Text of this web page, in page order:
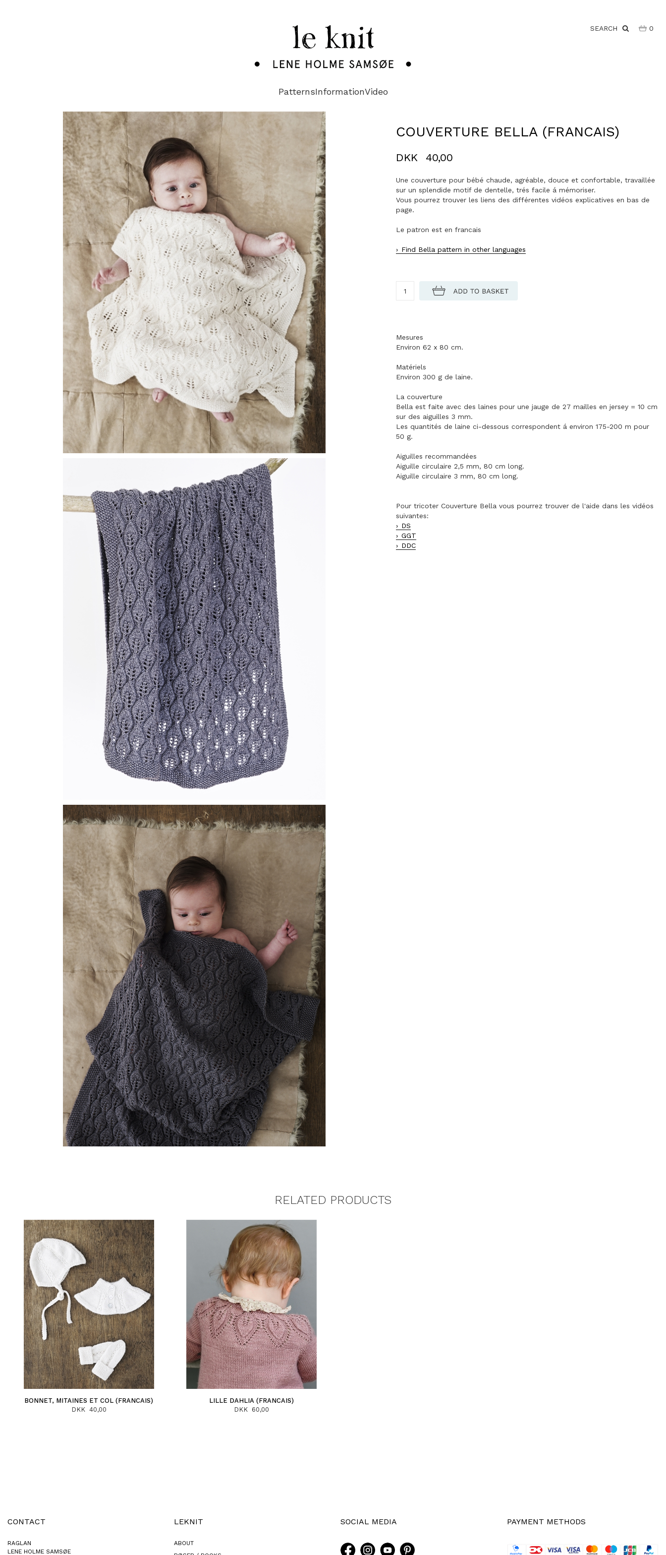
SEARCH 0
PatternsInformationVideo
COUVERTURE BELLA (FRANCAIS)
DKK 40,00
Une couverture pour bébé chaude, agréable, douce et confortable, travaillée
sur un splendide motif de dentelle, trés facile á mémoriser.
Vous pourrez trouver les liens des différentes vidéos explicatives en bas de
page.
Le patron est en francais
Find Bella pattern in other languages
Mesures
Environ 62 x 80 cm.
Matériels
Environ 300 g de laine.
La couverture
Bella est faite avec des laines pour une jauge de 27 mailles en jersey = 10 cm
sur des aiguilles 3 mm.
Les quantités de laine ci-dessous correspondent á environ 175-200 m pour
50 g.
Aiguilles recommandées
Aiguille circulaire 2,5 mm, 80 cm long.
Aiguille circulaire 3 mm, 80 cm long.
Pour tricoter Couverture Bella vous pourrez trouver de l'aide dans les vidéos
suivantes:
DS
GGT
DDC
RELATED PRODUCTS
BONNET, MITAINES ET COL (FRANCAIS)
DKK 40,00
LILLE DAHLIA (FRANCAIS)
DKK 60,00
CONTACT
RAGLAN
LENE HOLME SAMSØE
LEKNIT
ABOUT
SOCIAL MEDIA PAYMENT METHODS